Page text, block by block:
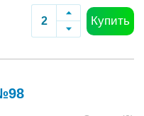
Купить